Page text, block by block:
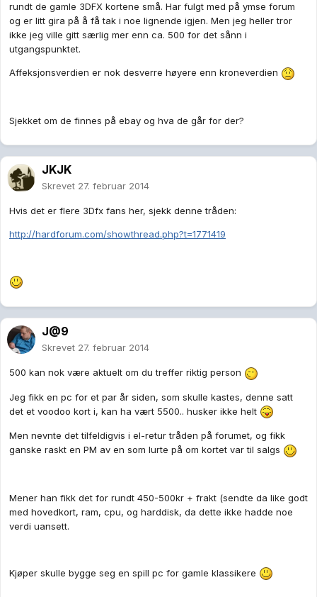
rundt de gamle 3DFX kortene små. Har fulgt med på ymse forum
og er litt gira på å få tak i noe lignende igjen. Men jeg heller tror
ikke jeg ville gitt særlig mer enn ca. 500 for det sånn i
utgangspunktet.
Affeksjonsverdien er nok desverre høyere enn kroneverdien
Sjekket om de finnes på ebay og hva de går for der?
JKJK
Skrevet 27. februar 2014
Hvis det er flere 3Dfx fans her, sjekk denne tråden:
http://hardforum.com/showthread.php?t=1771419
J@9
Skrevet 27. februar 2014
500 kan nok være aktuelt om du treffer riktig person
Jeg fikk en pc for et par år siden, som skulle kastes, denne satt
det et voodoo kort i, kan ha vært 5500.. husker ikke helt
Men nevnte det tilfeldigvis i el-retur tråden på forumet, og fikk
ganske raskt en PM av en som lurte på om kortet var til salgs
Mener han fikk det for rundt 450-500kr + frakt (sendte da like godt
med hovedkort, ram, cpu, og harddisk, da dette ikke hadde noe
verdi uansett.
Kjøper skulle bygge seg en spill pc for gamle klassikere